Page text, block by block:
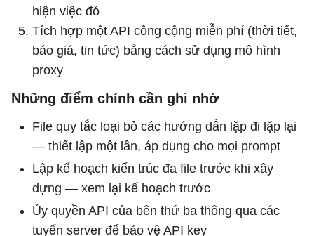
hiện việc đó
Tích hợp một API công cộng miễn phí (thời tiết,
báo giá, tin tức) bằng cách sử dụng mô hình
proxy
Những điểm chính cần ghi nhớ
File quy tắc loại bỏ các hướng dẫn lặp đi lặp lại
— thiết lập một lần, áp dụng cho mọi prompt
Lập kế hoạch kiến ​​trúc đa file trước khi xây
dựng — xem lại kế hoạch trước
Ủy quyền API của bên thứ ba thông qua các
tuyến server để bảo vệ API key